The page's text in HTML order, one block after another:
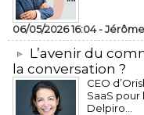
06/05/2026 16:04 -
L’avenir du
la conversation ?
CEO
SaaS pour
Delpiro...